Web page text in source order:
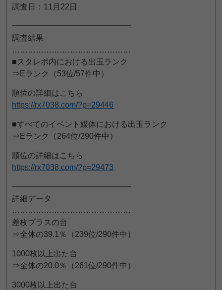
調査日：11月22日
━━━━━━━━━━━━━━━
調査結果
………………………………………
■スタレポ内における出玉ランク
⇒Eランク（53位/57件中）
順位の詳細はこちら
https://rx7038.com/?p=29446
■すべてのイベント媒体における出玉ランク
⇒Eランク（264位/290件中）
順位の詳細はこちら
https://rx7038.com/?p=29473
━━━━━━━━━━━━━━━
詳細データ
………………………………………
差枚プラスの台
⇒全体の39.1％（239位/290件中）
1000枚以上出た台
⇒全体の20.0％（261位/290件中）
3000枚以上出た台